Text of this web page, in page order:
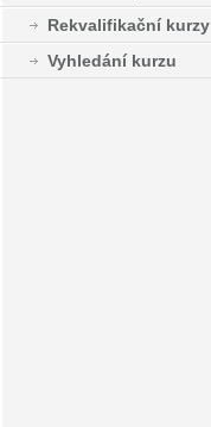
Rekvalifikační kurzy
Vyhledání kurzu